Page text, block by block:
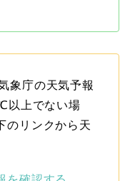
象庁の天気予報
以上でない場
のリンクから天